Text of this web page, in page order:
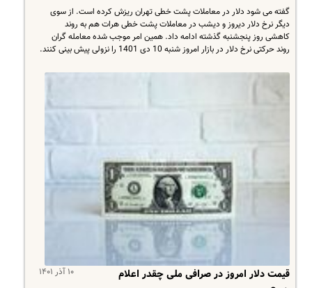
گفته می شود دلار در معاملات پشت خطی تهران ریزش کرده است. از سوی
دیگر نرخ دلار دیروز و دیشب در معاملات پشت خطی هرات هم به روند
کاهشی روز پنجشنبه گذشته ادامه داد. همین امر موجب شده معامله گران
روند حرکتی نرخ دلار در بازار امروز شنبه 10 دی 1401 را نزولی پیش بینی کنند.
۱۰ آذر ۱۴۰۱
قیمت دلار امروز در صرافی ملی چقدر اعلام